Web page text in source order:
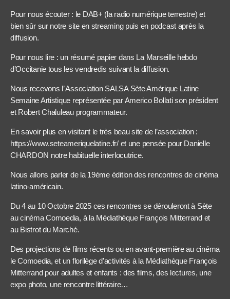
Pour nous écouter : le DAB+ (la radio numérique terrestre) et
bien sûr sur notre site en streaming puis en podcast après la
diffusion.
Pour nous lire : un résumé papier dans La Marseille hebdo
d’Occitanie tous les vendredis suivant la diffusion.
Nous recevons l’ Association SALSA Sète Amérique Latine
Semaine Artistique représentée par Americo Bollati son président
et Robert Chaluleau programmateur.
En savoir plus en visitant le très beau site de l’association :
https://www.seteameriquelatine.fr/ et une pensée pour Danielle
CHARDON notre habituelle interlocutrice.
Nous allons parler de la 19ème édition des rencontres de cinéma
latino-américain.
Du 4 au 10 Octobre 2025 ces rencontres se dérouleront à Sète
au cinéma Comoedia, à la Médiathèque François Mitterrand et
au Bistrot du Marché.
Des projections de films récents ou en avant-première au cinéma
le Comoedia, et un florilège d’activités à la Médiathèque François
Mitterrand pour adultes et enfants : des films, des lectures, une
expo photo, une rencontre littéraire…